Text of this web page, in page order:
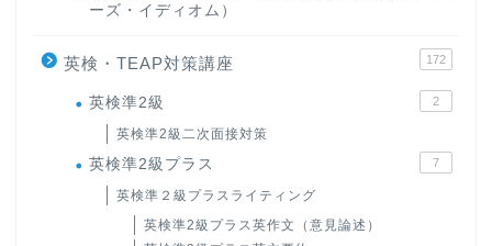
ーズ・イディオム）
英検・TEAP対策講座 172
英検準2級 2
英検準2級二次面接対策
英検準2級プラス 7
英検準２級プラスライティング
英検準2級プラス英作文（意見論述）